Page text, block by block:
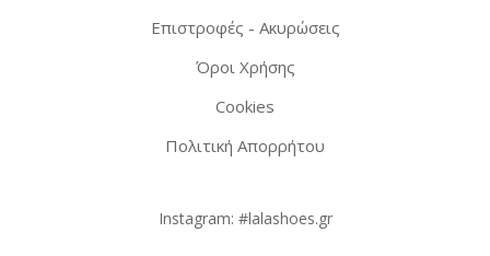
Επιστροφές - Ακυρώσεις
Όροι Χρήσης
Cookies
Πολιτική Απορρήτου
Instagram: #lalashoes.gr